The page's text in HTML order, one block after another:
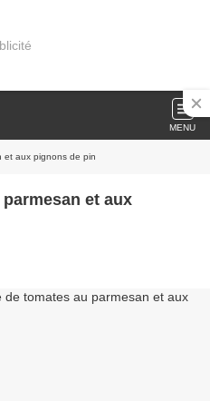
MENU
et aux pignons de pin
et aux